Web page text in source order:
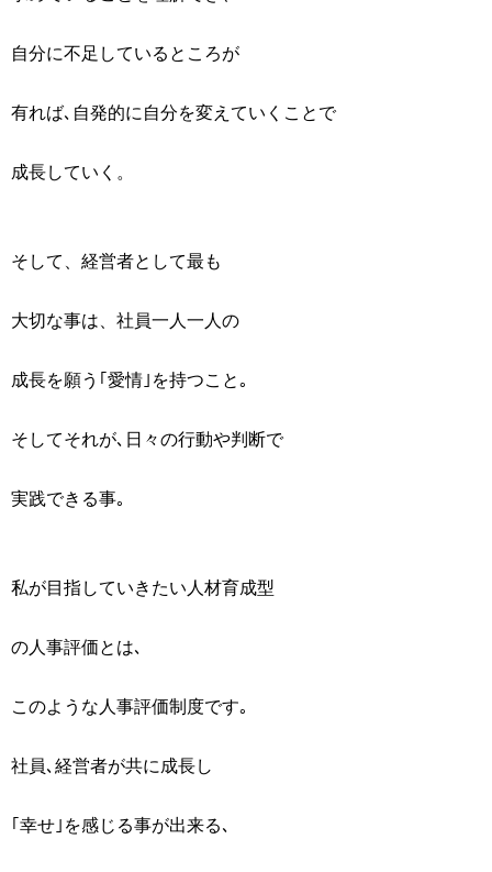
自分に不足しているところが
有れば､自発的に自分を変えていくことで
成長していく。
そして、経営者として最も
大切な事は、社員一人一人の
成長を願う｢愛情｣を持つこと｡
そしてそれが､日々の行動や判断で
実践できる事｡
私が目指していきたい人材育成型
の人事評価とは､
このような人事評価制度です｡
社員､経営者が共に成長し
｢幸せ｣を感じる事が出来る､